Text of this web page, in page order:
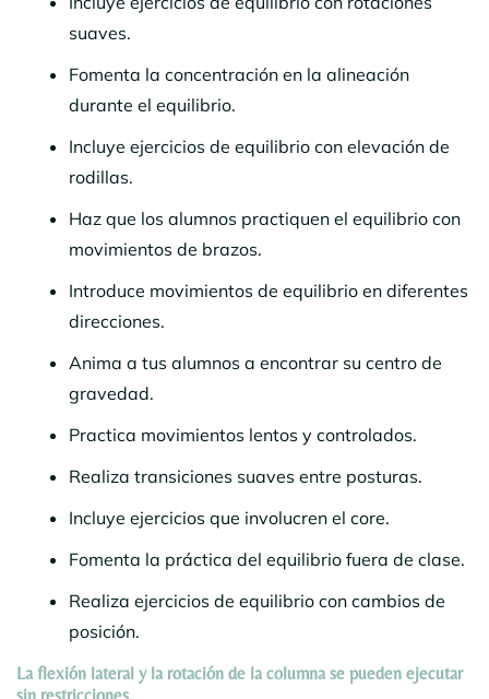
suaves.
Fomenta la concentración en la alineación
durante el equilibrio.
Incluye ejercicios de equilibrio con elevación de
rodillas.
Haz que los alumnos practiquen el equilibrio con
movimientos de brazos.
Introduce movimientos de equilibrio en diferentes
direcciones.
Anima a tus alumnos a encontrar su centro de
gravedad.
Practica movimientos lentos y controlados.
Realiza transiciones suaves entre posturas.
Incluye ejercicios que involucren el core.
Fomenta la práctica del equilibrio fuera de clase.
Realiza ejercicios de equilibrio con cambios de
posición.
La flexión lateral y la rotación de la columna se pueden ejecutar
sin restricciones